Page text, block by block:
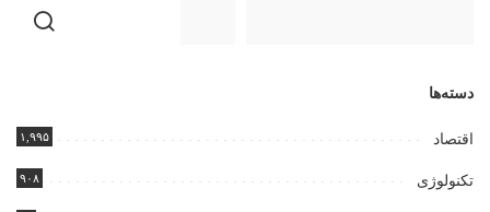
دسته‌ها
اقتصاد ۱,۹۹۵
تکنولوژی ۹۰۸